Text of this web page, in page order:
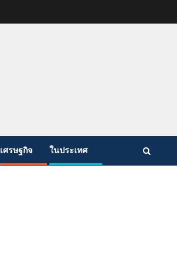
เศรษฐกิจ ในประเทศ